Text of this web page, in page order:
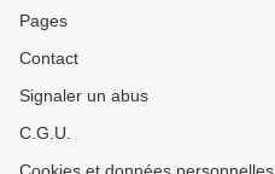
Pages
Contact
Signaler un abus
C.G.U.